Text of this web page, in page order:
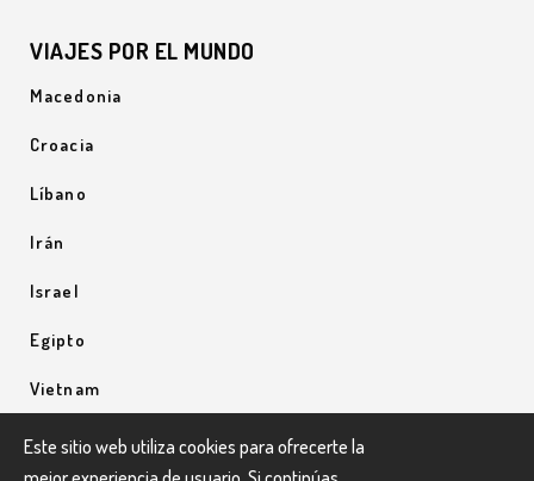
VIAJES POR EL MUNDO
Macedonia
Croacia
Líbano
Irán
Israel
Egipto
Vietnam
Uzbequistán
Este sitio web utiliza cookies para ofrecerte la